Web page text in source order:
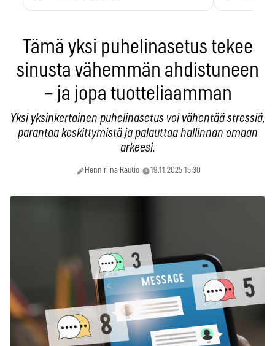
Tämä yksi puhelinasetus tekee
sinusta vähemmän ahdistuneen
– ja jopa tuotteliaamman
Yksi yksinkertainen puhelinasetus voi vähentää stressiä,
parantaa keskittymistä ja palauttaa hallinnan omaan
arkeesi.
Henniriina Rautio 19.11.2025 15:30